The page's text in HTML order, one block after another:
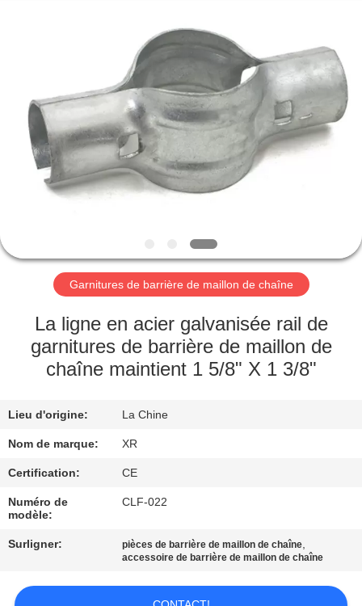
MAISON
PRODUITS
DE
NOUS
VISITE
D'USINE
DE
QUALITÉ
CONTACTEZ-
NOUS
Reserved.
Garnitures de barrière de maillon de chaîne
La ligne en acier galvanisée rail de
garnitures de barrière de maillon de
chaîne maintient 1 5/8" X 1 3/8"
Lieu d'origine: La Chine
Nom de marque: XR
Certification: CE
Numéro de
modèle:
CLF-022
Surligner: pièces de barrière de maillon de chaîne,
accessoire de barrière de maillon de chaîne